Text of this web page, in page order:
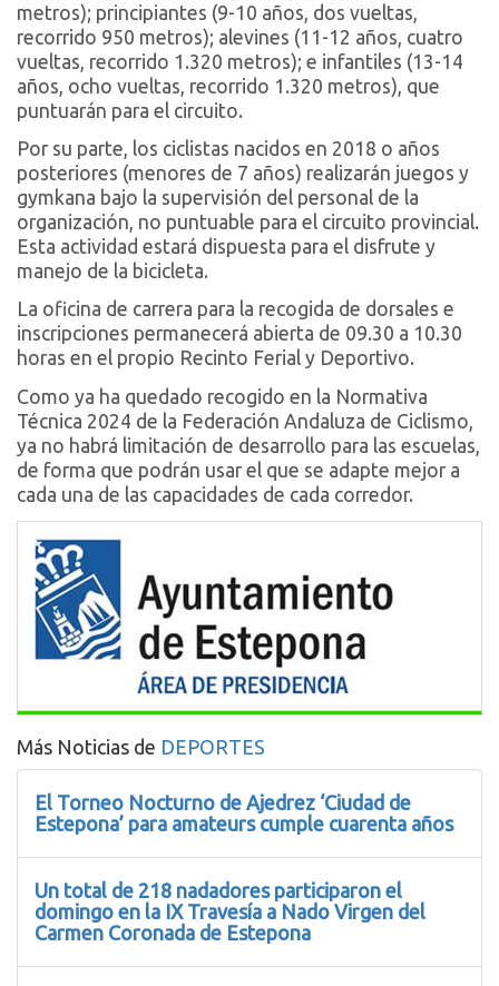
metros); principiantes (9-10 años, dos vueltas,
recorrido 950 metros); alevines (11-12 años, cuatro
vueltas, recorrido 1.320 metros); e infantiles (13-14
años, ocho vueltas, recorrido 1.320 metros), que
puntuarán para el circuito.
Por su parte, los ciclistas nacidos en 2018 o años
posteriores (menores de 7 años) realizarán juegos y
gymkana bajo la supervisión del personal de la
organización, no puntuable para el circuito provincial.
Esta actividad estará dispuesta para el disfrute y
manejo de la bicicleta.
La oficina de carrera para la recogida de dorsales e
inscripciones permanecerá abierta de 09.30 a 10.30
horas en el propio Recinto Ferial y Deportivo.
Como ya ha quedado recogido en la Normativa
Técnica 2024 de la Federación Andaluza de Ciclismo,
ya no habrá limitación de desarrollo para las escuelas,
de forma que podrán usar el que se adapte mejor a
cada una de las capacidades de cada corredor.
Más Noticias de DEPORTES
El Torneo Nocturno de Ajedrez ‘Ciudad de
Estepona’ para amateurs cumple cuarenta años
Un total de 218 nadadores participaron el
domingo en la IX Travesía a Nado Virgen del
Carmen Coronada de Estepona